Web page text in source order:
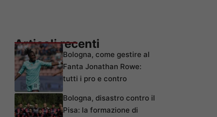
Articoli recenti
Bologna, come gestire al
Fanta Jonathan Rowe:
tutti i pro e contro
Bologna, disastro contro il
Pisa: la formazione di